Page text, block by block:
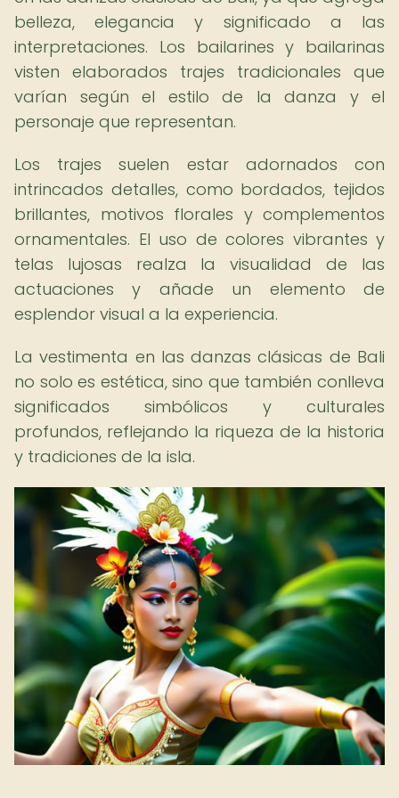
belleza, elegancia y significado a las
interpretaciones. Los bailarines y bailarinas
visten elaborados trajes tradicionales que
varían según el estilo de la danza y el
personaje que representan.
Los trajes suelen estar adornados con
intrincados detalles, como bordados, tejidos
brillantes, motivos florales y complementos
ornamentales. El uso de colores vibrantes y
telas lujosas realza la visualidad de las
actuaciones y añade un elemento de
esplendor visual a la experiencia.
La vestimenta en las danzas clásicas de Bali
no solo es estética, sino que también conlleva
significados simbólicos y culturales
profundos, reflejando la riqueza de la historia
y tradiciones de la isla.